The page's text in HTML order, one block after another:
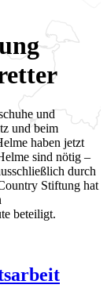
und
und beim
haben jetzt
sind nötig –
durch
Stiftung hat
beteiligt.